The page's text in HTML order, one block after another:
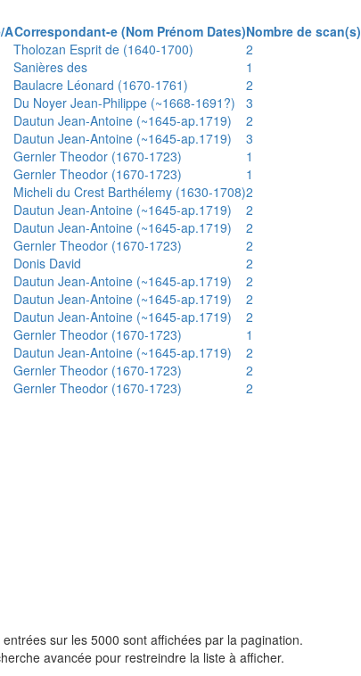
ACorrespondant-e (Nom Prénom Dates)Nombre de scan(s)
Tholozan Esprit de (1640-1700)
2
Sanières des
1
Baulacre Léonard (1670-1761)
2
Du Noyer Jean-Philippe (~1668-1691?)
3
Dautun Jean-Antoine (~1645-ap.1719)
2
Dautun Jean-Antoine (~1645-ap.1719)
3
Gernler Theodor (1670-1723)
1
Gernler Theodor (1670-1723)
1
Micheli du Crest Barthélemy (1630-1708)2
Dautun Jean-Antoine (~1645-ap.1719)
2
Dautun Jean-Antoine (~1645-ap.1719)
2
Gernler Theodor (1670-1723)
2
Donis David
2
Dautun Jean-Antoine (~1645-ap.1719)
2
Dautun Jean-Antoine (~1645-ap.1719)
2
Dautun Jean-Antoine (~1645-ap.1719)
2
Gernler Theodor (1670-1723)
1
Dautun Jean-Antoine (~1645-ap.1719)
2
Gernler Theodor (1670-1723)
2
Gernler Theodor (1670-1723)
2
sur les 5000 sont affichées par la pagination.
avancée pour restreindre la liste à afficher.